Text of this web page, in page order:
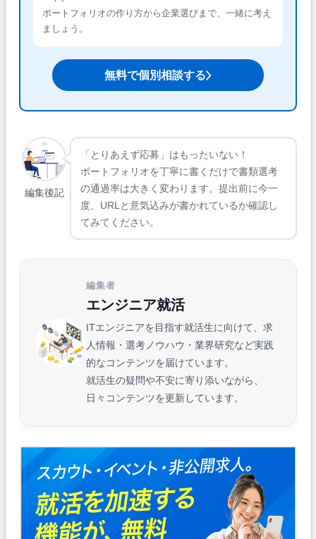
ポートフォリオの作り方から企業選びまで、一緒に考え
ましょう。
無料で個別相談する
編集後記
「とりあえず応募」はもったいない！
ポートフォリオを丁寧に書くだけで書類選考
の通過率は大きく変わります。提出前に今一
度、URLと意気込みが書かれているか確認し
てみてください。
編集者
エンジニア就活
ITエンジニアを目指す就活生に向けて、求
人情報・選考ノウハウ・業界研究など実践
的なコンテンツを届けています。
就活生の疑問や不安に寄り添いながら、
日々コンテンツを更新しています。